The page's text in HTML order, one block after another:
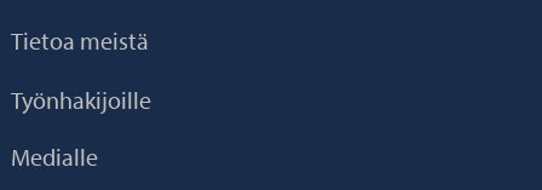
Tietoa meistä
Työnhakijoille
Medialle